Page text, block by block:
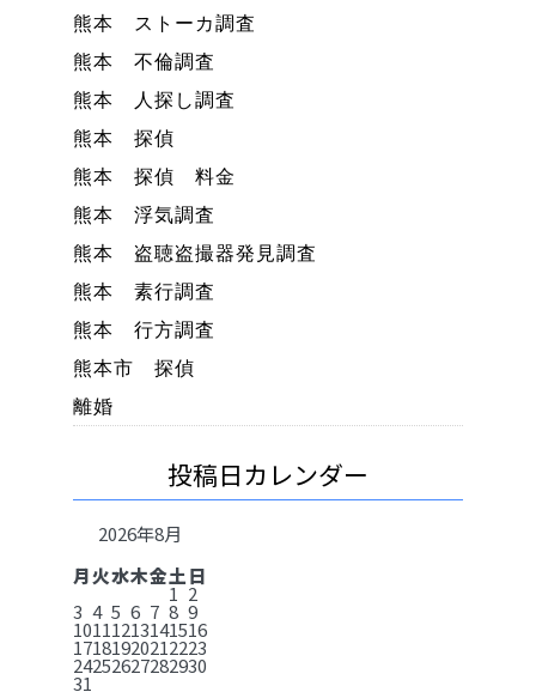
熊本 ストーカ調査
熊本 不倫調査
熊本 人探し調査
熊本 探偵
熊本 探偵 料金
熊本 浮気調査
熊本 盗聴盗撮器発見調査
熊本 素行調査
熊本 行方調査
熊本市 探偵
離婚
投稿日カレンダー
2026年8月
月火水木金土日
1 2
3 4 5 6 7 8 9
10111213141516
17181920212223
24252627282930
31